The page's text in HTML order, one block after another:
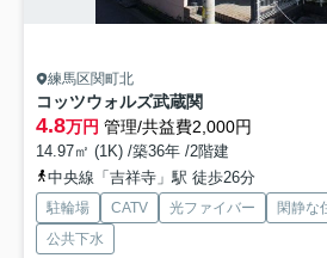
練馬区関町北
コッツウォルズ武蔵関
4.8万円 管理/共益費2,000円
14.97㎡ (1K) /築36年 /2階建
中央線「吉祥寺」駅 徒歩26分
駐輪場 CATV 光ファイバー 閑静な
公共下水